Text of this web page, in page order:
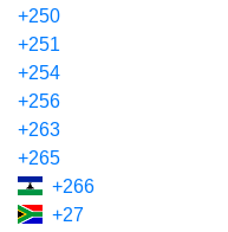
+250
+251
+254
+256
+263
+265
+266
+27